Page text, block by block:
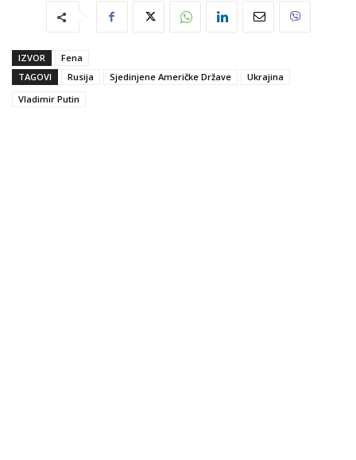
IZVOR
Fena
TAGOVI
Rusija Sjedinjene Američke Države
Ukrajina
Vladimir Putin